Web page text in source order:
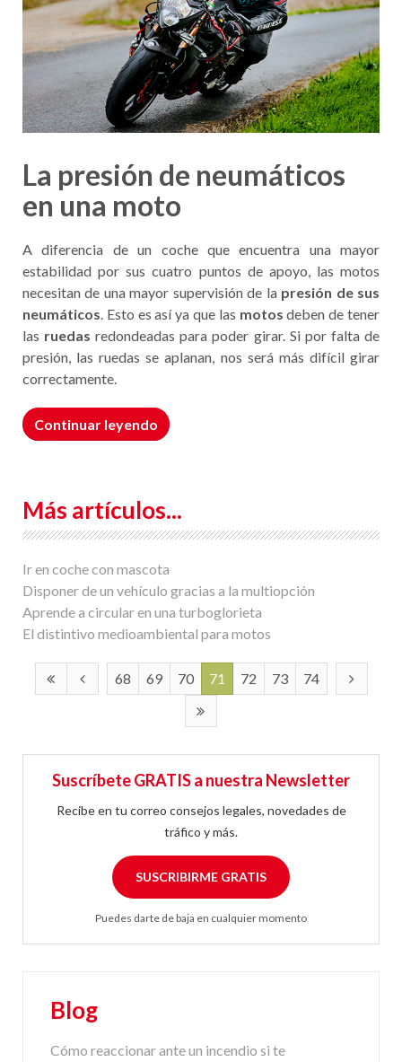
La presión de neumáticos
en una moto
A diferencia de un coche que encuentra una mayor
estabilidad por sus cuatro puntos de apoyo, las motos
necesitan de una mayor supervisión de la presión de sus
neumáticos. Esto es así ya que las motos deben de tener
las ruedas redondeadas para poder girar. Si por falta de
presión, las ruedas se aplanan, nos será más difícil girar
correctamente.
Continuar leyendo
Más artículos...
Ir en coche con mascota
Disponer de un vehículo gracias a la multiopción
Aprende a circular en una turboglorieta
El distintivo medioambiental para motos
68 69 70 71 72 73 74
Suscríbete GRATIS a nuestra Newsletter
Recibe en tu correo consejos legales, novedades de
tráfico y más.
SUSCRIBIRME GRATIS
Puedes darte de baja en cualquier momento
Blog
Cómo reaccionar ante un incendio si te